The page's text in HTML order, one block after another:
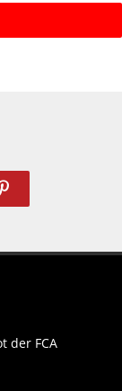
der FCA